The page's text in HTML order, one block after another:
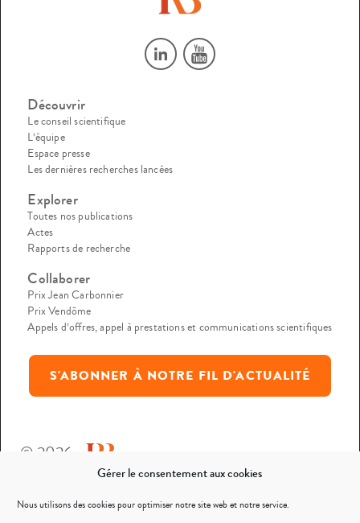
Gérer le consentement aux cookies
Nous utilisons des cookies pour optimiser notre site web et notre service.
Découvrir
Le conseil scientifique
L’équipe
Espace presse
Les dernières recherches lancées
Explorer
Toutes nos publications
Actes
Rapports de recherche
Collaborer
Prix Jean Carbonnier
Prix Vendôme
Appels d’offres, appel à prestations et communications scientifiques
S'ABONNER À NOTRE FIL D'ACTUALITÉ
© 2026